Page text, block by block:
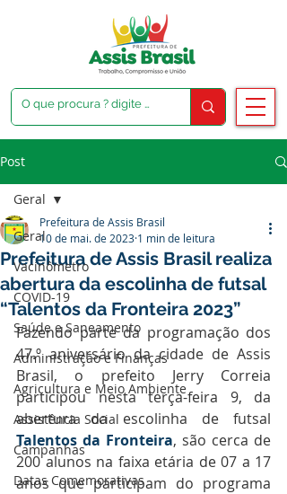
Post
Geral
Vacinômetro
COVID-19
Saúde e Saneamento
Administração e Finanças
Agricultura e Meio Ambiente
Assistência Social
Campanhas
Datas Comemorativas
Geral
Prefeitura de Assis Brasil realiza
abertura da escolinha de futsal
“Talentos da Fronteira 2023”
Prefeitura de Assis Brasil
10 de mai. de 2023 1 min de leitura
Fazendo parte da programação dos
47.º aniversário da cidade de Assis
Brasil, o prefeito Jerry Correia
participou nesta terça-feira 9, da
Talentos da Fronteira, são cerca de
200 alunos na faixa etária de 07 a 17
anos que participam do programa